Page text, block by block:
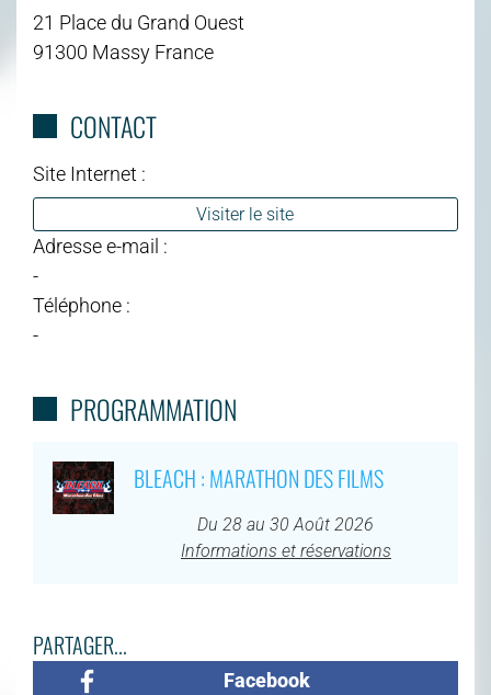
21 Place du Grand Ouest
91300 Massy France
CONTACT
Site Internet :
Visiter le site
Adresse e-mail :
-
Téléphone :
-
PROGRAMMATION
BLEACH : MARATHON DES FILMS
Du 28 au 30 Août 2026
Informations et réservations
PARTAGER...
Facebook